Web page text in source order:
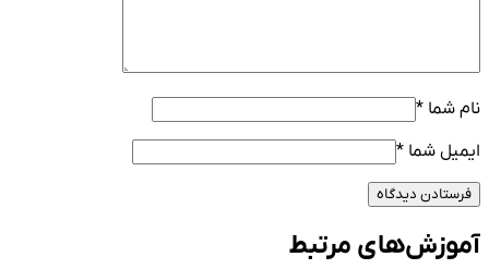
نام شما*
ایمیل شما*
فرستادن دیدگاه
آموزش‌های مرتبط